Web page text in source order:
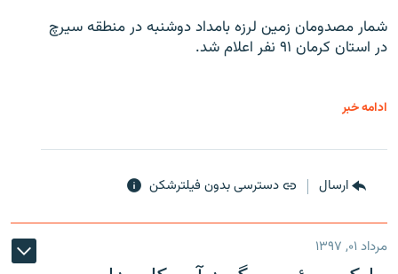
شمار مصدومان زمین لرزه بامداد دوشنبه در منطقه سیرچ
در استان کرمان ۹۱ نفر اعلام شد.
ادامه خبر
ارسال دسترسی بدون فیلترشکن
مرداد ۰۱, ۱۳۹۷